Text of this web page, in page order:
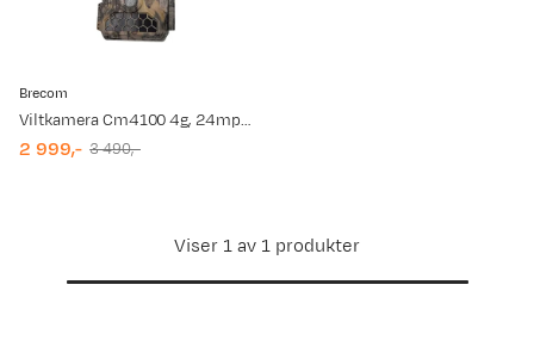
Brecom
Viltkamera Cm4100 4g, 24mp Mms/Email
discounted
2 999,-
original
3 490,-
Viser 1 av 1 produkter